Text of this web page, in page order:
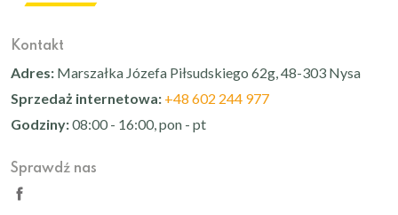
Kontakt
Adres: Marszałka Józefa Piłsudskiego 62g, 48-303 Nysa
Sprzedaż internetowa: +48 602 244 977
Godziny:08:00 - 16:00, pon - pt
Sprawdź nas